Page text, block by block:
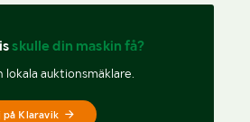
skulle din maskin få?
auktionsmäklare.
på Klaravik